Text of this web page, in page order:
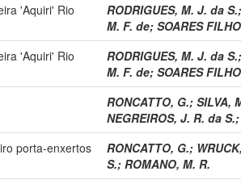
'Aquiri' Rio
RODRIGUES, M. J. da S.;
M. F. de; SOARES
'Aquiri' Rio
RODRIGUES, M. J. da S.;
M. F. de; SOARES
RONCATTO, G.; SILVA,
NEGREIROS, J. R. da S.;
porta-enxertos
RONCATTO, G.;
S.; ROMANO, M. R.